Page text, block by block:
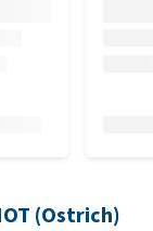
(Ostrich)